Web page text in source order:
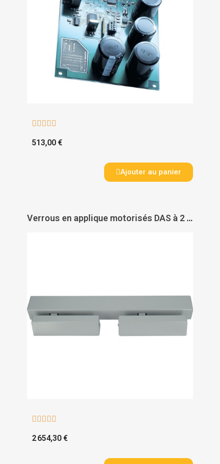
    
513,00 €
Ajouter au panier
Verrous en applique motorisés DAS à 2 points de verrouillage DAE 3000 - ISEO CITY
    
2 654,30 €